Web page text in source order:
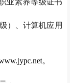
业素养等级证书
）、计算机应用
。